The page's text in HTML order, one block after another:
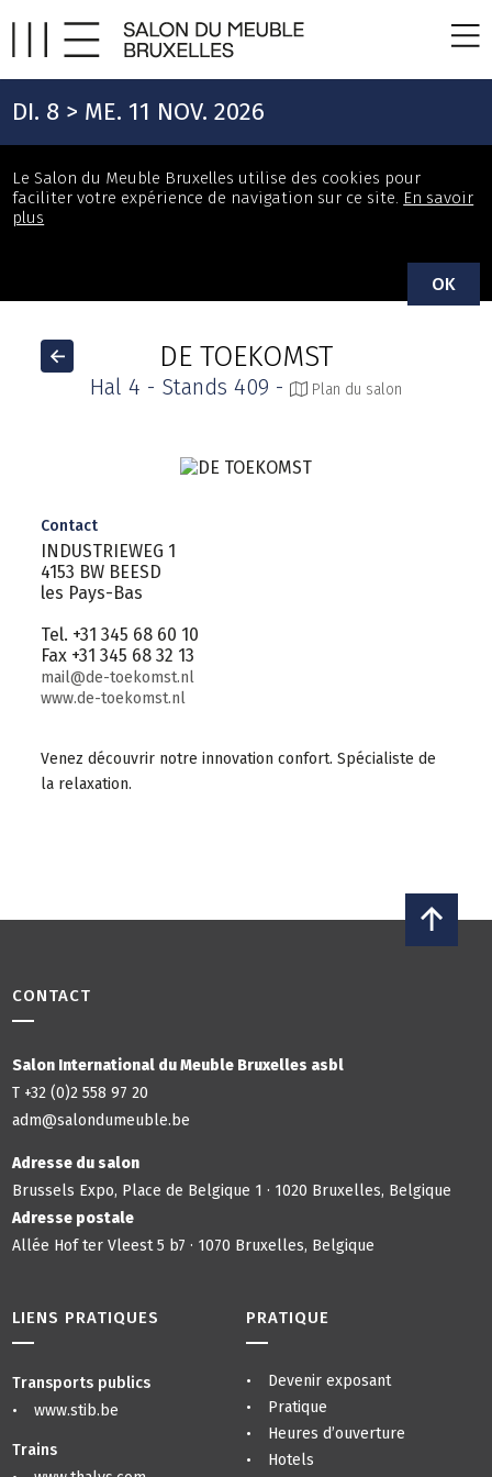
DI. 8 > ME. 11 NOV. 2026
Le Salon du Meuble Bruxelles utilise des cookies pour
faciliter votre expérience de navigation sur ce site. En savoir
plus
OK
DE TOEKOMST
Hal 4 - Stands 409 - Plan du salon
Contact
INDUSTRIEWEG 1
4153 BW BEESD
les Pays-Bas
Tel. +31 345 68 60 10
Fax +31 345 68 32 13
mail@de-toekomst.nl
www.de-toekomst.nl
Venez découvrir notre innovation confort. Spécialiste de
la relaxation.
CONTACT
Salon International du Meuble Bruxelles asbl
T +32 (0)2 558 97 20
adm@salondumeuble.be
Adresse du salon
Brussels Expo, Place de Belgique 1 · 1020 Bruxelles, Belgique
Adresse postale
Allée Hof ter Vleest 5 b7 · 1070 Bruxelles, Belgique
LIENS PRATIQUES
Transports publics
www.stib.be
Trains
PRATIQUE
Devenir exposant
Pratique
Heures d’ouverture
Hotels